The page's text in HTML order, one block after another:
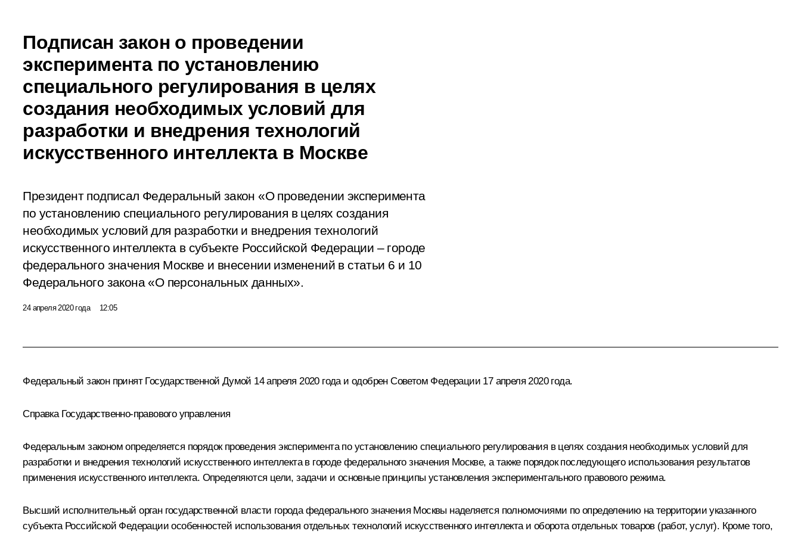
Подписан закон о проведении
эксперимента по установлению
специального регулирования в целях
создания необходимых условий для
разработки и внедрения технологий
искусственного интеллекта в Москве
Президент подписал Федеральный закон «О проведении эксперимента
по установлению специального регулирования в целях создания
необходимых условий для разработки и внедрения технологий
искусственного интеллекта в субъекте Российской Федерации – городе
федерального значения Москве и внесении изменений в статьи 6 и 10
Федерального закона «О персональных данных».
24 апреля 2020 года 12:05
Федеральный закон принят Государственной Думой 14 апреля 2020 года и одобрен Советом Федерации 17 апреля 2020 года.
Справка Государственно-правового управления
Федеральным законом определяется порядок проведения эксперимента по установлению специального регулирования в целях создания необходимых условий для
разработки и внедрения технологий искусственного интеллекта в городе федерального значения Москве, а также порядок последующего использования результатов
применения искусственного интеллекта. Определяются цели, задачи и основные принципы установления экспериментального правового режима.
Высший исполнительный орган государственной власти города федерального значения Москвы наделяется полномочиями по определению на территории указанного
субъекта Российской Федерации особенностей использования отдельных технологий искусственного интеллекта и оборота отдельных товаров (работ, услуг). Кроме того,